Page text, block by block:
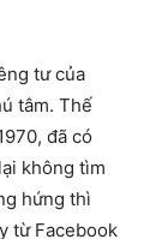
tư của
tâm. Thế
đã có
không tìm
hứng thì
từ Facebook